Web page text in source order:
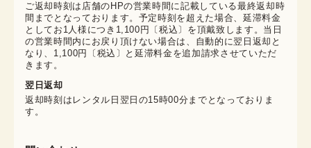
ご返却時刻は店舗のHPの営業時間に記載している最終返却時
間までとなっております。予定時刻を超えた場合、延滞料金
としてお1人様につき1,100円〔税込〕を頂戴致します。当日
の営業時間内にお戻り頂けない場合は、自動的に翌日返却と
なり、1,100円〔税込〕と延滞料金を追加請求させていただ
きます。
翌日返却
返却時刻はレンタル日翌日の15時00分までとなっておりま
す。